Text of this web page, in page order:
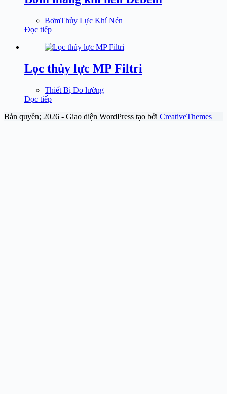
BơmThủy Lực Khí Nén
Đọc tiếp
Lọc thủy lực MP Filtri
Thiết Bị Đo lường
Đọc tiếp
Bản quyền; 2026 - Giao diện WordPress tạo bởi CreativeThemes